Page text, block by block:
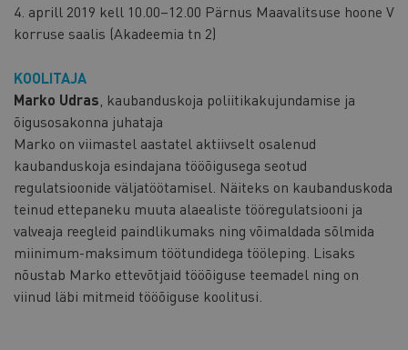
4. aprill 2019 kell 10.00–12.00 Pärnus Maavalitsuse hoone V
korruse saalis (Akadeemia tn 2)
KOOLITAJA
Marko Udras , kaubanduskoja poliitikakujundamise ja
õigusosakonna juhataja
Marko on viimastel aastatel aktiivselt osalenud
kaubanduskoja esindajana tööõigusega seotud
regulatsioonide väljatöötamisel. Näiteks on kaubanduskoda
teinud ettepaneku muuta alaealiste tööregulatsiooni ja
valveaja reegleid paindlikumaks ning võimaldada sõlmida
miinimum-maksimum töötundidega tööleping. Lisaks
nõustab Marko ettevõtjaid tööõiguse teemadel ning on
viinud läbi mitmeid tööõiguse koolitusi.